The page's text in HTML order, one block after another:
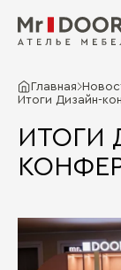
Главная
Итоги Дизайн-
ИТОГИ